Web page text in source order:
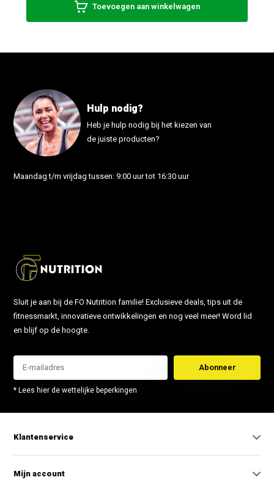
Toevoegen aan winkelwagen
Hulp nodig?
Heb je hulp nodig bij het kiezen van
de juiste producten?
Maandag t/m vrijdag tussen: 9:00 uur tot 16:30 uur
Sluit je aan bij de FO Nutrition familie! Exclusieve deals, tips uit de
fitnessmarkt, innovatieve ontwikkelingen en nog veel meer! Word lid
en blijf op de hoogte.
Abonneer
* Lees hier de wettelijke beperkingen
Klantenservice
Mijn account